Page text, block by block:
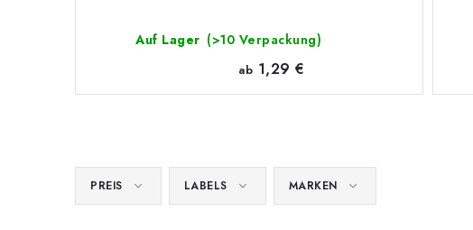
Auf Lager (>10 Verpackung)
ab 1,29 €
PREIS LABELS MARKEN